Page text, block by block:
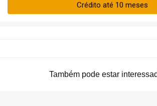
Crédito até 10 meses
Também pode estar